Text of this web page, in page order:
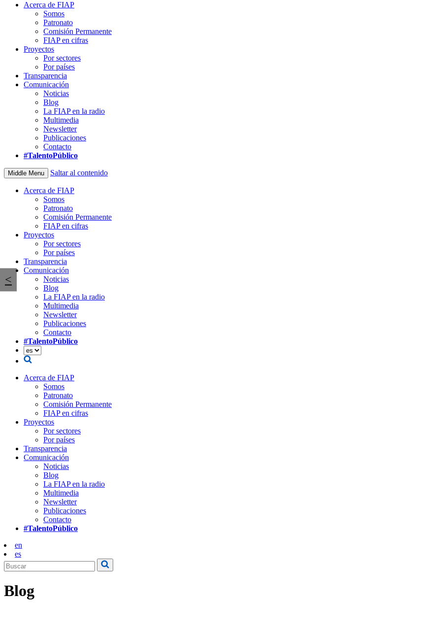
Acerca de FIAP
Somos
Patronato
Comisión Permanente
FIAP en cifras
Proyectos
Por sectores
Por países
Transparencia
Comunicación
Noticias
Blog
La FIAP en la radio
Multimedia
Newsletter
Publicaciones
Contacto
#TalentoPúblico
Middle Menu Saltar al contenido
Acerca de FIAP
Somos
Patronato
Comisión Permanente
FIAP en cifras
Proyectos
Por sectores
Por países
Transparencia
Comunicación
Noticias
Blog
La FIAP en la radio
Multimedia
Newsletter
Publicaciones
Contacto
#TalentoPúblico
Acerca de FIAP
Somos
Patronato
Comisión Permanente
FIAP en cifras
Proyectos
Por sectores
Por países
Transparencia
Comunicación
Noticias
Blog
La FIAP en la radio
Multimedia
Newsletter
Publicaciones
Contacto
#TalentoPúblico
en
es
Blog
<